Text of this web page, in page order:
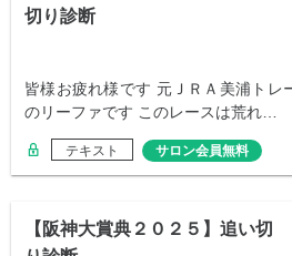
切り診断
皆様お疲れ様です 元ＪＲＡ美浦トレ
のリーファです このレースは荒れ…
テキスト サロン会員無料
【阪神大賞典２０２５】追い切